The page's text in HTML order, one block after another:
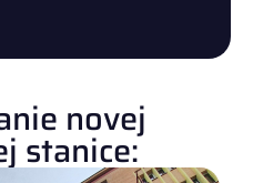
novej
stanice: